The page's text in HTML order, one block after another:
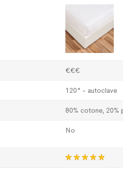
€€€
120° - autoclave
80% cotone, 20%
No